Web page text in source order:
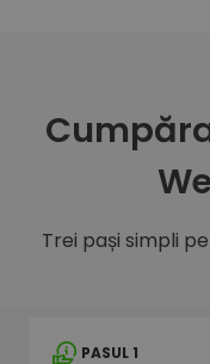
Trei pași simpli
PASUL 1